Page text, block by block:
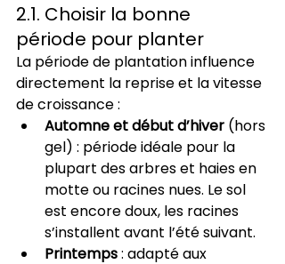
2.1. Choisir la bonne
période pour planter
La période de plantation influence
directement la reprise et la vitesse
de croissance :
Automne et début d’hiver (hors
gel) : période idéale pour la
plupart des arbres et haies en
motte ou racines nues. Le sol
est encore doux, les racines
s’installent avant l’été suivant.
Printemps : adapté aux